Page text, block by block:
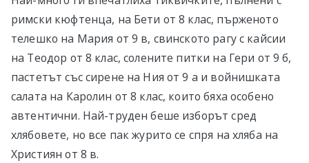
римски кюфтенца, на Бети от 8 клас, пърженото
телешко на Мария от 9 в, свинското рагу с кайсии
на Теодор от 8 клас, солените питки на Гери от 9 б,
пастетът със сирене на Ния от 9 а и войнишката
салата на Каролин от 8 клас, които бяха особено
автентични. Най-труден беше изборът сред
хлябовете, но все пак журито се спря на хляба на
Християн от 8 в.